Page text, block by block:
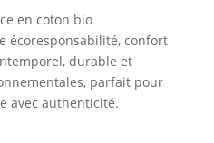
en coton bio
écoresponsabilité, confort
durable et
parfait pour
avec authenticité.